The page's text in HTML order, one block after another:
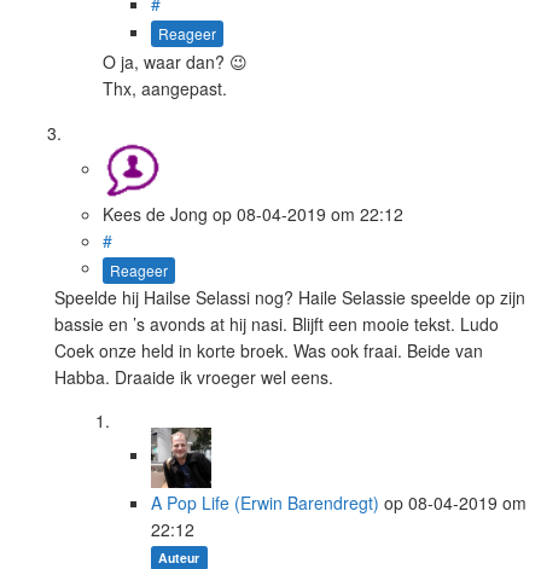
Reageer
O ja, waar dan? 😉
Thx, aangepast.
Kees de Jong op 08-04-2019 om 22:12
#
Reageer
Speelde hij Hailse Selassi nog? Haile Selassie speelde op zijn
bassie en ’s avonds at hij nasi. Blijft een mooie tekst. Ludo
Coek onze held in korte broek. Was ook fraai. Beide van
Habba. Draaide ik vroeger wel eens.
A Pop Life (Erwin Barendregt) op 08-04-2019 om
22:12
Auteur